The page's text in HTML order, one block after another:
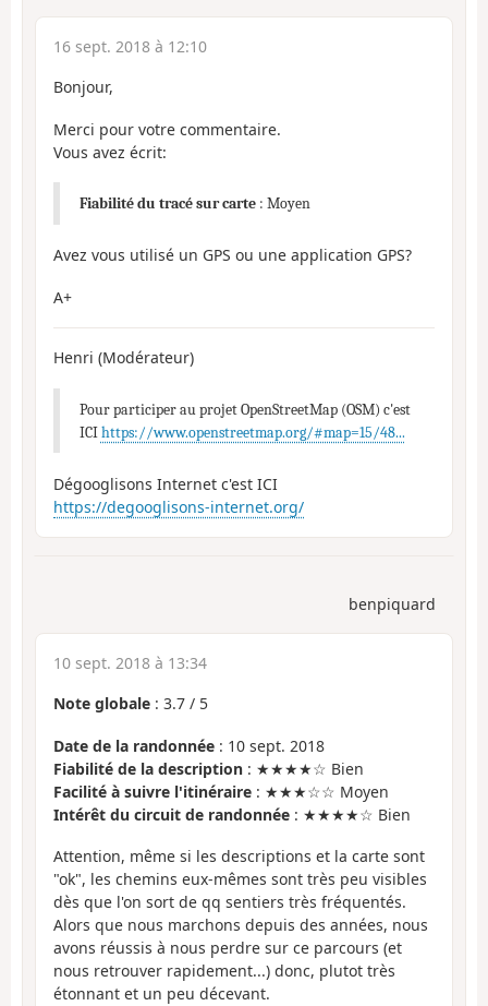
16 sept. 2018 à 12:10
Bonjour,
Merci pour votre commentaire.
Vous avez écrit:
Fiabilité du tracé sur carte: Moyen
Avez vous utilisé un GPS ou une application GPS?
A+
Henri (Modérateur)
Pour participer au projet OpenStreetMap (OSM) c'est
ICIhttps://www.openstreetmap.org/#map=15/48...
Dégooglisons Internet c'est ICI
https://degooglisons-internet.org/
benpiquard
10 sept. 2018 à 13:34
Note globale : 3.7 / 5
Date de la randonnée : 10 sept. 2018
Fiabilité de la description : ★★★★☆ Bien
Facilité à suivre l'itinéraire : ★★★☆☆ Moyen
Intérêt du circuit de randonnée : ★★★★☆ Bien
Attention, même si les descriptions et la carte sont
"ok", les chemins eux-mêmes sont très peu visibles
dès que l'on sort de qq sentiers très fréquentés.
Alors que nous marchons depuis des années, nous
avons réussis à nous perdre sur ce parcours (et
nous retrouver rapidement...) donc, plutot très
étonnant et un peu décevant.